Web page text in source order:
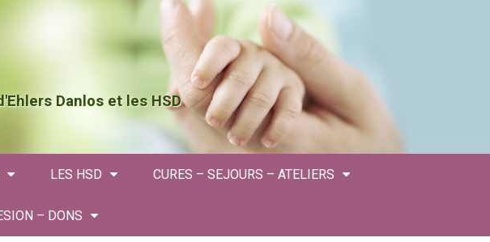
Danlos et les HSD
LES HSD CURES – SEJOURS – ATELIERS
– DONS